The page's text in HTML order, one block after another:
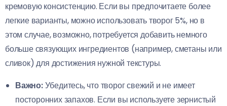
кремовую консистенцию. Если вы предпочитаете более
легкие варианты, можно использовать творог 5%, но в
этом случае, возможно, потребуется добавить немного
больше связующих ингредиентов (например, сметаны или
сливок) для достижения нужной текстуры.
Важно:Убедитесь, что творог свежий и не имеет
посторонних запахов. Если вы используете зернистый